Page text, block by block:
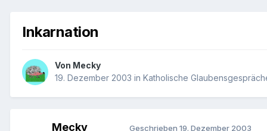
Inkarnation
Von Mecky
19. Dezember 2003 in Katholische
Mecky Geschrieben 19. Dezember 2003